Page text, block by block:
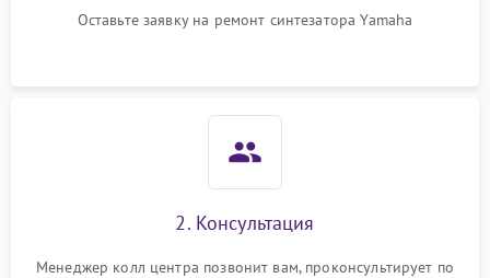
Оставьте заявку на ремонт синтезатора Yamaha
2. Консультация
Менеджер колл центра позвонит вам, проконсультирует по